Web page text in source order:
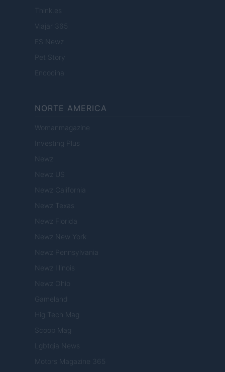
Think.es
Viajar 365
ES Newz
Pet Story
Encocina
NORTE AMERICA
Womanmagazine
Investing Plus
Newz
Newz US
Newz California
Newz Texas
Newz Florida
Newz New York
Newz Pennsylvania
Newz Illinois
Newz Ohio
Gameland
Hig Tech Mag
Scoop Mag
Lgbtqia News
Motors Magazine 365